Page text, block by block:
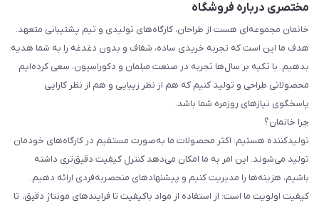
مختصری درباره فروشگاه
خانمان مجموعه‌ای هست از طراحان، کارگاه‌های تولیدی و تیم پشتیبانی متعهد.
هدف ما این است که تجربه خریدی ساده، شفاف و بدون دغدغه را به شما هدیه
بدهیم. با تکیه بر سال‌ها تجربه در صنعت مبلمان و دکوراسیون، سعی کرده‌ایم
محصولاتی طراحی و تولید کنیم که هم از نظر زیبایی و هم از نظر کارایی
پاسخگوی نیازهای روزمره شما باشد.
چرا خانمان؟
تولیدکننده هستیم: اکثر محصولات ما به‌صورت مستقیم در کارگاه‌های خودمان
تولید می‌شوند. این امر به ما امکان می‌دهد کنترل کیفیت دقیق‌تری داشته
باشیم، هزینه‌ها را مدیریت کنیم و پیشنهادهای منحصربه‌فردی ارائه دهیم.
کیفیت اولویت ما است: از استفاده از مواد باکیفیت تا فرایندهای مونتاژ دقیق، تا